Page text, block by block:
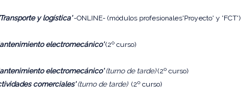
'Transporte y logística'-ONLINE- (módulos profesionales'Proyecto' y 'FCT')
electromecánico'(2º curso)
electromecánico' (turno de tarde)(2º curso)
comerciales' (turno de tarde)(2º curso)